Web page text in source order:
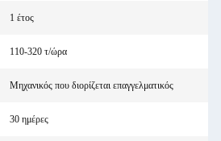
1 έτος
110-320 τ/ώρα
Μηχανικός που διορίζεται επαγγελματικός
30 ημέρες